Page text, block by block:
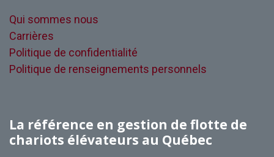
Qui sommes nous
Carrières
Politique de confidentialité
Politique de renseignements personnels
La référence en gestion de flotte de
chariots élévateurs au Québec